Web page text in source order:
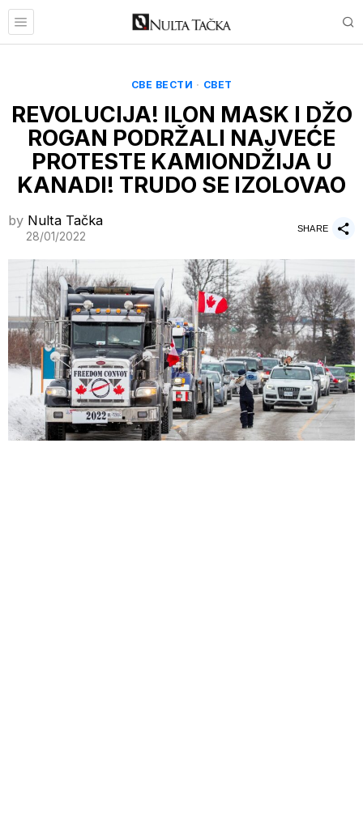
СВЕ ВЕСТИ · СВЕТ
REVOLUCIJA! ILON MASK I DŽO
ROGAN PODRŽALI NAJVEĆE
PROTESTE KAMIONDŽIJA U
KANADI! TRUDO SE IZOLOVAO
by Nulta Tačka
28/01/2022
SHARE